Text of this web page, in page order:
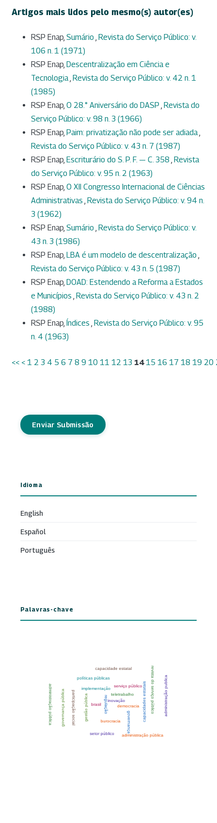
Artigos mais lidos pelo mesmo(s) autor(es)
RSP Enap, Sumário , Revista do Serviço Público: v.
106 n. 1 (1971)
RSP Enap, Descentralização em Ciência e
Tecnologia, Revista do Serviço Público: v. 42 n. 1
(1985)
RSP Enap, O 28.° Aniversário do DASP , Revista do
Serviço Público: v. 98 n. 3 (1966)
RSP Enap, Paim: privatização não pode ser adiada,
Revista do Serviço Público: v. 43 n. 7 (1987)
RSP Enap, Escriturário do S. P. F. — C. 358 , Revista
do Serviço Público: v. 95 n. 2 (1963)
RSP Enap, O XII Congresso Internacional de Ciências
Administrativas , Revista do Serviço Público: v. 94 n.
3 (1962)
RSP Enap, Sumário , Revista do Serviço Público: v.
43 n. 3 (1986)
RSP Enap, LBA é um modelo de descentralização ,
Revista do Serviço Público: v. 43 n. 5 (1987)
RSP Enap, DOAD: Estendendo a Reforma a Estados
e Municípios , Revista do Serviço Público: v. 43 n. 2
(1988)
RSP Enap, Índices , Revista do Serviço Público: v. 95
n. 4 (1963)
<< < 1 2 3 4 5 6 7 8 9 10 11 12 13 14 15 16 17 18 19 20
Enviar Submissão
Idioma
English
Español
Português
Palavras-chave